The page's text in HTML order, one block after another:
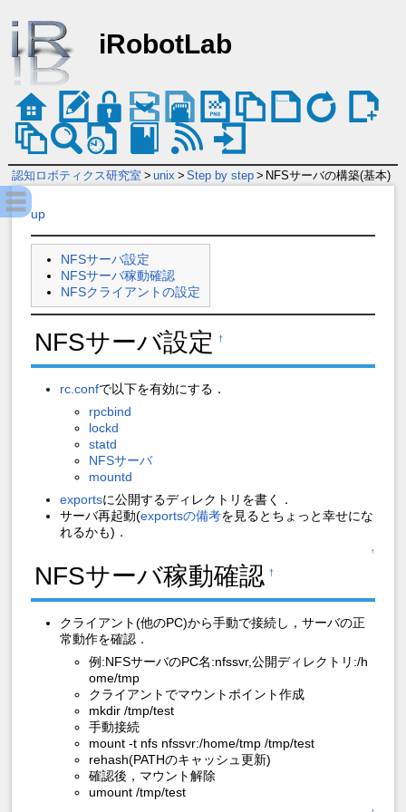
iRobotLab
認知ロボティクス研究室 > unix > Step by step > NFSサーバの構築(基本)
up
NFSサーバ設定
NFSサーバ稼動確認
NFSクライアントの設定
NFSサーバ設定 †
rc.confで以下を有効にする．
rpcbind
lockd
statd
NFSサーバ
mountd
exportsに公開するディレクトリを書く．
サーバ再起動(exportsの備考を見るとちょっと幸せにな
れるかも)．
↑
NFSサーバ稼動確認 †
クライアント(他のPC)から手動で接続し，サーバの正
常動作を確認．
例:NFSサーバのPC名:nfssvr,公開ディレクトリ:/h
ome/tmp
クライアントでマウントポイント作成
mkdir /tmp/test
手動接続
mount -t nfs nfssvr:/home/tmp /tmp/test
rehash(PATHのキャッシュ更新)
確認後，マウント解除
umount /tmp/test